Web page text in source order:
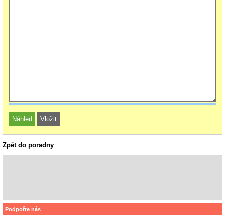
Zpět do poradny
Podpořte nás